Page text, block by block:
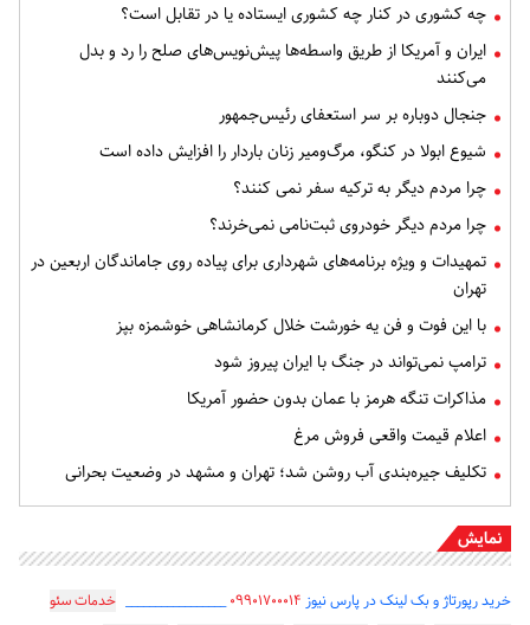
چه کشوری در کنار چه کشوری ایستاده یا در تقابل است؟
ایران و آمریکا از طریق واسطه‌ها پیش‌نویس‌های صلح را رد و بدل
می‌کنند
جنجال دوباره بر سر استعفای رئیس‌جمهور
شیوع ابولا در کنگو، مرگ‌ومیر زنان باردار را افزایش داده است
چرا مردم دیگر به ترکیه سفر نمی کنند؟
چرا مردم دیگر خودروی ثبت‌نامی نمی‌خرند؟
تمهیدات و ویژه برنامه‌های شهرداری برای پیاده روی جاماندگان اربعین در
تهران
با این فوت و فن یه خورشت خلال کرمانشاهی خوشمزه بپز
ترامپ نمی‌تواند در جنگ با ایران پیروز شود
مذاکرات تنگه هرمز با عمان بدون حضور آمریکا
اعلام قیمت واقعی فروش مرغ
تکلیف جیره‌بندی آب روشن شد؛ تهران و مشهد در وضعیت بحرانی
نمایش
خرید رپورتاژ و بک لینک در پارس نیوز ۰۹۹۰۱۷۰۰۰۱۴_________________ خدمات سئو